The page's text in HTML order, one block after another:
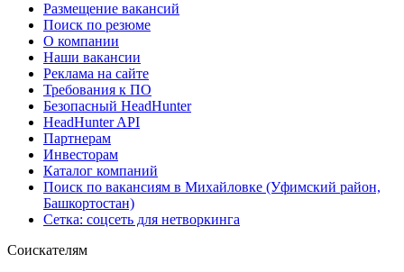
Размещение вакансий
Поиск по резюме
О компании
Наши вакансии
Реклама на сайте
Требования к ПО
Безопасный HeadHunter
HeadHunter API
Партнерам
Инвесторам
Каталог компаний
Поиск по вакансиям в Михайловке (Уфимский район,
Башкортостан)
Сетка: соцсеть для нетворкинга
Соискателям